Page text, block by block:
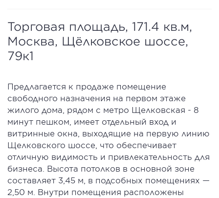
Торговая площадь, 171.4 кв.м,
Москва, Щёлковское шоссе,
79к1
Предлагается к продаже помещение
свободного назначения на первом этаже
жилого дома, рядом с метро Щелковская - 8
минут пешком, имеет отдельный вход и
витринные окна, выходящие на первую линию
Щелковского шоссе, что обеспечивает
отличную видимость и привлекательность для
бизнеса. Высота потолков в основной зоне
составляет 3,45 м, в подсобных помещениях —
2,50 м. Внутри помещения расположены